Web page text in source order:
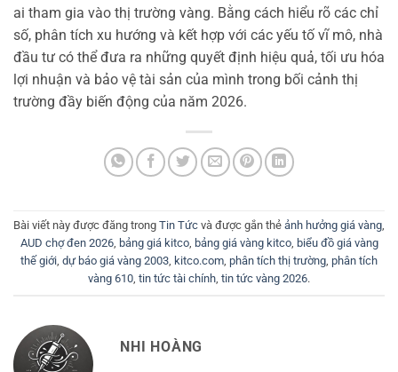
ai tham gia vào thị trường vàng. Bằng cách hiểu rõ các chỉ
số, phân tích xu hướng và kết hợp với các yếu tố vĩ mô, nhà
đầu tư có thể đưa ra những quyết định hiệu quả, tối ưu hóa
lợi nhuận và bảo vệ tài sản của mình trong bối cảnh thị
trường đầy biến động của năm 2026.
Bài viết này được đăng trong Tin Tức và được gắn thẻ ảnh hưởng giá vàng,
AUD chợ đen 2026, bảng giá kitco, bảng giá vàng kitco, biểu đồ giá vàng
thế giới, dự báo giá vàng 2003, kitco.com, phân tích thị trường, phân tích
vàng 610, tin tức tài chính, tin tức vàng 2026.
NHI HOÀNG